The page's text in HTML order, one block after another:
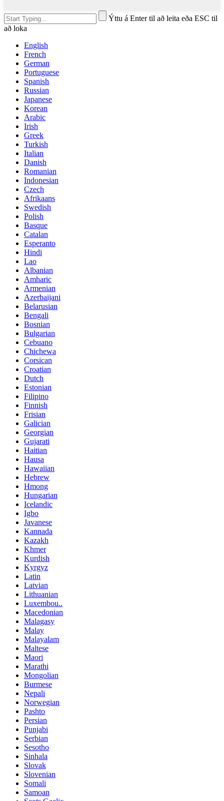
Ýttu á Enter til að leita eða ESC til
að loka
English
French
German
Portuguese
Spanish
Russian
Japanese
Korean
Arabic
Irish
Greek
Turkish
Italian
Danish
Romanian
Indonesian
Czech
Afrikaans
Swedish
Polish
Basque
Catalan
Esperanto
Hindi
Lao
Albanian
Amharic
Armenian
Azerbaijani
Belarusian
Bengali
Bosnian
Bulgarian
Cebuano
Chichewa
Corsican
Croatian
Dutch
Estonian
Filipino
Finnish
Frisian
Galician
Georgian
Gujarati
Haitian
Hausa
Hawaiian
Hebrew
Hmong
Hungarian
Icelandic
Igbo
Javanese
Kannada
Kazakh
Khmer
Kurdish
Kyrgyz
Latin
Latvian
Lithuanian
Luxembou..
Macedonian
Malagasy
Malay
Malayalam
Maltese
Maori
Marathi
Mongolian
Burmese
Nepali
Norwegian
Pashto
Persian
Punjabi
Serbian
Sesotho
Sinhala
Slovak
Slovenian
Somali
Samoan